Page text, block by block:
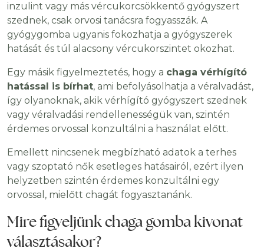
inzulint vagy más vércukorcsökkentő gyógyszert
szednek, csak orvosi tanácsra fogyasszák. A
gyógygomba ugyanis fokozhatja a gyógyszerek
hatását és túl alacsony vércukorszintet okozhat.
Egy másik figyelmeztetés, hogy a chaga vérhígító
hatással is bírhat, ami befolyásolhatja a véralvadást,
így olyanoknak, akik vérhígító gyógyszert szednek
vagy véralvadási rendellenességük van, szintén
érdemes orvossal konzultálni a használat előtt.
Emellett nincsenek megbízható adatok a terhes
vagy szoptató nők esetleges hatásairól, ezért ilyen
helyzetben szintén érdemes konzultálni egy
orvossal, mielőtt chagát fogyasztanánk.
Mire figyeljünk chaga gomba kivonat
választásakor?